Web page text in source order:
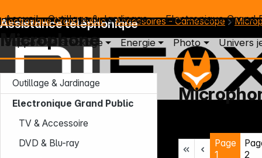
Accueil Outillage & Jardinage Electronique Grand
Support de stockage Energie Photo Univers
Electronique Grand Public Accessoires - Caméscope
Microphone
Outillage & Jardinage
Electronique Grand Public
TV & Accessoire
DVD & Blu-ray
Page
1
2
Assistance téléphonique
Ven : 7h30 – 13h30 (CET)
Tél. : +49 931 9708 - 466